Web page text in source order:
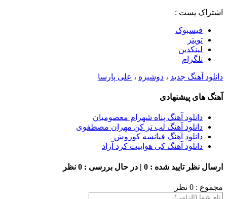
اشتراک پست :
فيسبوک
تويتر
لینکدین
تلگرام
دانلود آهنگ جدید ، دوشیزه ، علی پارسا
آهنگ های پیشنهادی
دانلود آهنگ پناه شهرام معصومیان
دانلود آهنگ لب تر کن مهران مصطفوی
دانلود آهنگ فیانسه کوروش
دانلود آهنگ کی هواییت کرد آراد
ارسال نظرتایید شده : 0 | در حال بررسی : 0 نظر
مجموع : 0 نظر